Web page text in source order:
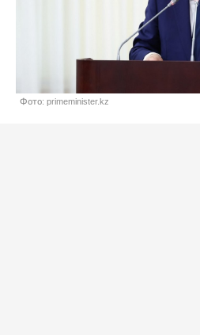
Фото: primeminister.kz